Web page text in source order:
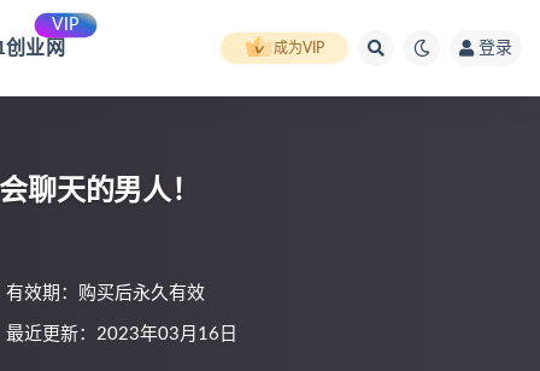
创业网
VIP
成为VIP 登录
聊天的男人！
有效期：购买后永久有效
最近更新：2023年03月16日